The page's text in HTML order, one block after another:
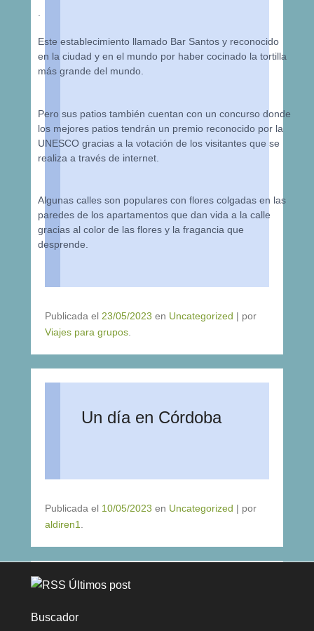
Este establecimiento llamado Bar Santos y reconocido
en la ciudad y en el mundo por haber cocinado la tortilla
más grande del mundo.
Pero sus patios también cuentan con un concurso donde
los mejores patios tendrán un premio reconocido por la
UNESCO gracias a la votación de los visitantes que se
realiza a través de internet.
Algunas calles son populares con flores colgadas en las
paredes de los apartamentos que dan vida a la calle
gracias al color de las flores y la fragancia que
desprende.
Publicada el 23/05/2023 en Uncategorized | por
Viajes para grupos
Un día en Córdoba
Publicada el 10/05/2023 en Uncategorized | por
aldiren1
Últimos post
Buscador